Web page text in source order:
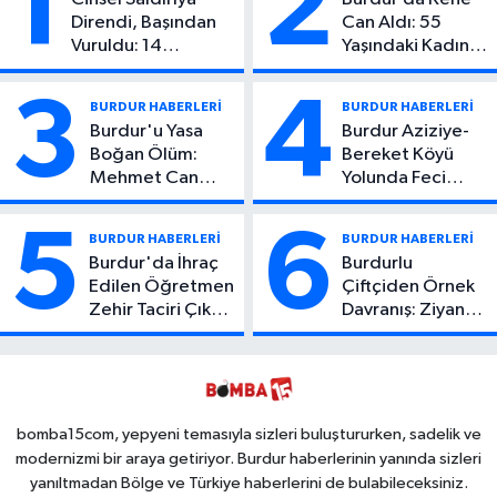
Direndi, Başından
Vuruldu: 14
Yaşındaki Çocuktan
Can Aldı: 55
Yaşındaki Kadın
Hayatını Kaybetti
3 BURDUR HABERLERİ
Burdur'u Yasa
Boğan Ölüm:
Mehmet Can
Atıcı Genç Yaşta
4 BURDUR HABERLERİ
Burdur Aziziye-
Bereket Köyü
Yolunda Feci
Kaza: 1 Ölü, 2
5 BURDUR HABERLERİ
Burdur'da İhraç
Edilen Öğretmen
Zehir Taciri Çıktı:
Binlerce
6 BURDUR HABERLERİ
Burdurlu
Çiftçiden Örnek
Davranış: Ziyan
Olmasın Diye
Toplayabilecek
bomba15com, yepyeni temasıyla sizleri buluştururken, sadelik ve
modernizmi bir araya getiriyor. Burdur haberlerinin yanında sizleri
yanıltmadan Bölge ve Türkiye haberlerini de bulabileceksiniz.